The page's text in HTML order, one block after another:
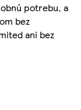
potrebu, a
bez
ani bez